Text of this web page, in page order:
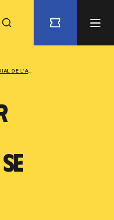
LE CARREFOUR MONDIAL DE L’ACCORDÉON SE DISTINGUE!